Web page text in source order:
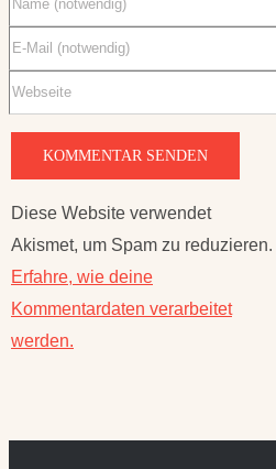
Diese Website verwendet
Akismet, um Spam zu reduzieren.
Erfahre, wie deine
Kommentardaten verarbeitet
werden.